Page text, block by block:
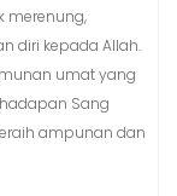
merenung,
diri kepada Allah.
umat yang
Sang
ampunan dan